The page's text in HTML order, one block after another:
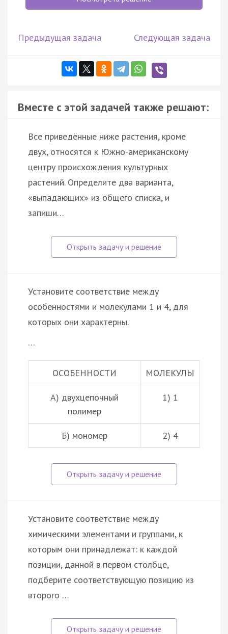
Предыдущая задача Следующая задача
Вместе с этой задачей также решают:
Все приведённые ниже растения, кроме
двух, относятся к Южно-американскому
центру происхождения культурных
растений. Определите два варианта,
«выпадающих» из общего списка, и
запиши…
Установите соответствие между
особенностями и молекулами 1 и 4, для
которых они характерны.
…
ОСОБЕННОСТИ МОЛЕКУЛЫ
А) двухцепочный
полимер
1) 1
Б) мономер 2) 4
Установите соответствие между
химическими элементами и группами, к
которым они принадлежат: к каждой
позиции, данной в первом столбце,
подберите соответствующую позицию из
второго …